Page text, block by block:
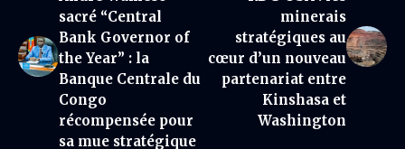
sacré “Central
Bank Governor of
the Year” : la
Banque Centrale du
Congo
récompensée pour
sa mue stratégique
minerais
stratégiques au
cœur d’un nouveau
partenariat entre
Kinshasa et
Washington